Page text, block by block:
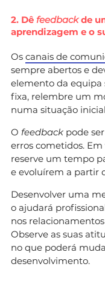
2. Dê feedbackde
aprendizagem e o
Os canais de
sempre abertos e
elemento da
fixa, relembre um
numa situação
O feedback pode
erros cometidos.
reserve um tempo
e evoluírem a partir
Desenvolver uma
o ajudará
nos
Observe as suas
no que poderá
desenvolvimento.